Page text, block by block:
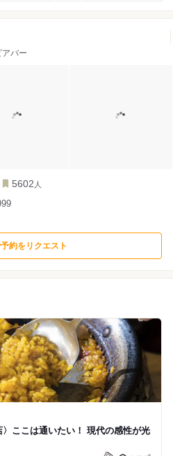
アバー
5602 人
約をリクエスト
〉ここは通いたい！ 現代の感性が光